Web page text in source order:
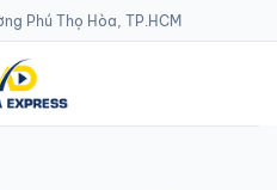
Phú Thọ Hòa, TP.HCM